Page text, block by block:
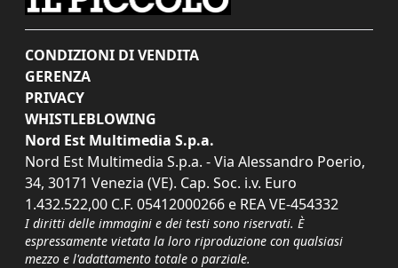
CONDIZIONI DI VENDITA
GERENZA
PRIVACY
WHISTLEBLOWING
Nord Est Multimedia S.p.a.
Nord Est Multimedia S.p.a. - Via Alessandro Poerio,
34, 30171 Venezia (VE). Cap. Soc. i.v. Euro
1.432.522,00 C.F. 05412000266 e REA VE-454332
I diritti delle immagini e dei testi sono riservati. È
espressamente vietata la loro riproduzione con qualsiasi
mezzo e l'adattamento totale o parziale.